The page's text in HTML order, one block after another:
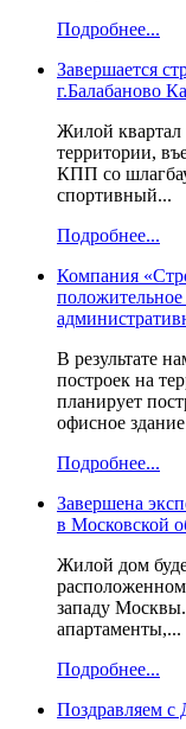
Подробнее...
Завершается
г.Балабаново
Жилой квартал
территории,
КПП со
спортивный...
Подробнее...
Компания
В результате
построек на
планирует
офисное
Подробнее...
Завершена
в Московской
Жилой дом
западу
апартаменты,...
Подробнее...
Поздравляем с